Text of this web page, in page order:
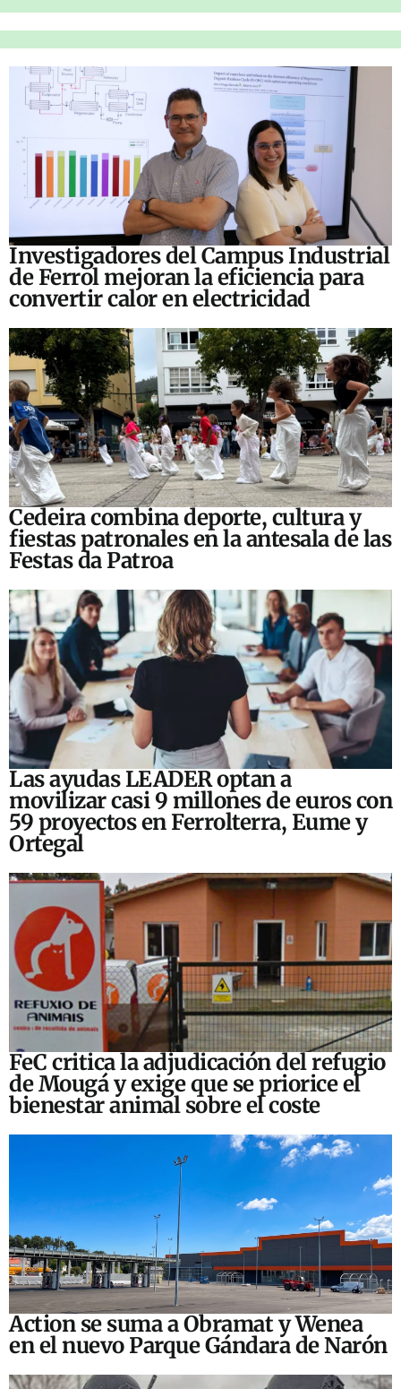
Investigadores del Campus Industrial
de Ferrol mejoran la eficiencia para
convertir calor en electricidad
Cedeira combina deporte, cultura y
fiestas patronales en la antesala de las
Festas da Patroa
Las ayudas LEADER optan a
movilizar casi 9 millones de euros con
59 proyectos en Ferrolterra, Eume y
Ortegal
FeC critica la adjudicación del refugio
de Mougá y exige que se priorice el
bienestar animal sobre el coste
Action se suma a Obramat y Wenea
en el nuevo Parque Gándara de Narón